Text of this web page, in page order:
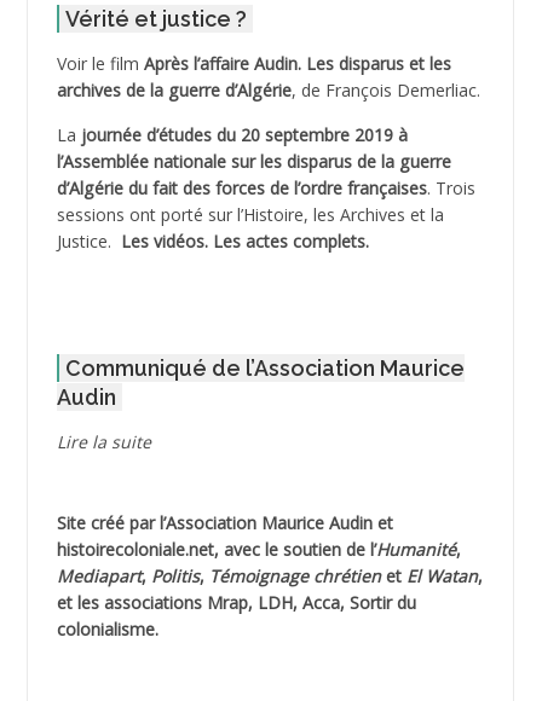
ADELIOUAT Vve AIT SAADA
ADJANI Khaled
ADJAOUT
ADNI Mohamed Akli
ADOUL Arab *
AGOULMINE
AHLOUCHE Mabrouk *
AIBLIED Ahmed
Vérité et justice ?
Voir le film Après l’affaire Audin. Les disparus et les
archives de la guerre d’Algérie, de François Demerliac.
La journée d’études du 20 septembre 2019 à
l’Assemblée nationale sur les disparus de la guerre
d’Algérie du fait des forces de l’ordre françaises. Trois
sessions ont porté sur l’Histoire, les Archives et la
Justice. Les vidéos. Les actes complets.
Communiqué de l’Association Maurice
Audin
Lire la suite
Site créé par l’Association Maurice Audinet
histoirecoloniale.net, avec le soutien de l’Humanité,
Mediapart, Politis, Témoignage chrétienet El Watan,
et les associations Mrap, LDH, Acca, Sortir du
colonialisme.